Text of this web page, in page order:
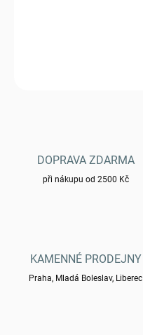
DOPRAVA ZDARMA
při nákupu od 2500 Kč
KAMENNÉ PRODEJNY
Praha, Mladá Boleslav, Liberec